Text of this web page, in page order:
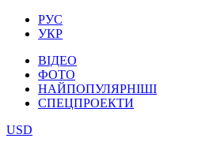
РУС
УКР
ВІДЕО
ФОТО
НАЙПОПУЛЯРНІШІ
СПЕЦПРОЕКТИ
USD